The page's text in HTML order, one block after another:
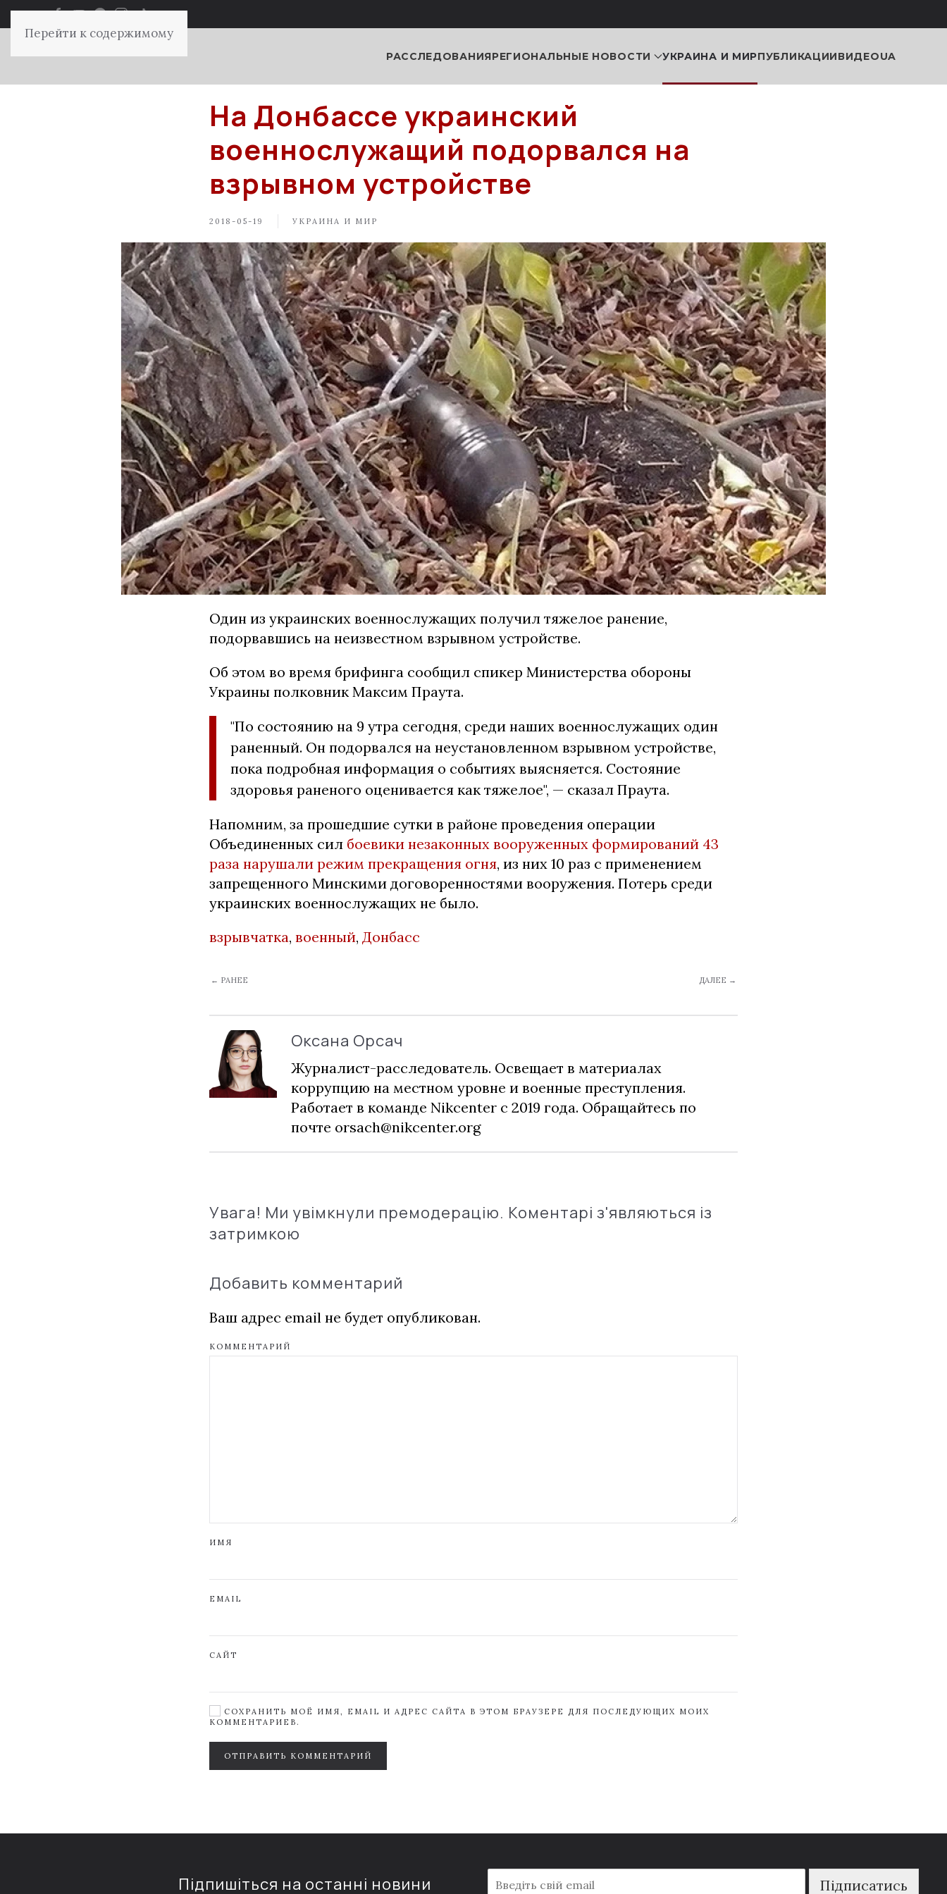
Перейти к содержимому
РАССЛЕДОВАНИЯРЕГИОНАЛЬНЫЕ НОВОСТИ УКРАИНА И МИРПУБЛИКАЦИИВИДЕОUA
На Донбассе украинский
военнослужащий подорвался на
взрывном устройстве
2018-05-19 УКРАИНА И МИР
Один из украинских военнослужащих получил тяжелое ранение,
подорвавшись на неизвестном взрывном устройстве.
Об этом во время брифинга сообщил спикер Министерства обороны
Украины полковник Максим Праута.
"По состоянию на 9 утра сегодня, среди наших военнослужащих один
раненный. Он подорвался на неустановленном взрывном устройстве,
пока подробная информация о событиях выясняется. Состояние
здоровья раненого оценивается как тяжелое", — сказал Праута.
Напомним, за прошедшие сутки в районе проведения операции
Объединенных сил боевики незаконных вооруженных формирований 43
раза нарушали режим прекращения огня, из них 10 раз с применением
запрещенного Минскими договоренностями вооружения. Потерь среди
украинских военнослужащих не было.
взрывчатка, военный, Донбасс
← РАНЕЕ ДАЛЕЕ →
Оксана Орсач
Журналист-расследователь. Освещает в материалах
коррупцию на местном уровне и военные преступления.
Работает в команде Nikcenter с 2019 года. Обращайтесь по
почте orsach@nikcenter.org
Увага! Ми увімкнули премодерацію. Коментарі з'являються із
затримкою
Добавить комментарий
Ваш адрес email не будет опубликован.
КОММЕНТАРИЙ
ИМЯ
EMAIL
САЙТ
СОХРАНИТЬ МОЁ ИМЯ, EMAIL И АДРЕС САЙТА В ЭТОМ БРАУЗЕРЕ ДЛЯ ПОСЛЕДУЮЩИХ МОИХ
КОММЕНТАРИЕВ.
ОТПРАВИТЬ КОММЕНТАРИЙ
Підпишіться на останні новини
m
Підписатись